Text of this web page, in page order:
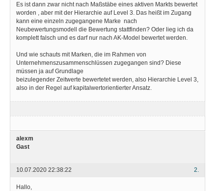
Es ist dann zwar nicht nach Maßstäbe eines aktiven Markts bewertet
worden , aber mit der Hierarchie auf Level 3. Das heißt im Zugang
kann eine einzeln zugegangene Marke nach
Neubewertungsmodell die Bewertung stattfinden? Oder lieg ich da
komplett falsch und es darf nur nach AK-Model bewertet werden.
Und wie schauts mit Marken, die im Rahmen von
Unternehmenszusammenschlüssen zugegangen sind? Diese
müssen ja auf Grundlage
beizulegender Zeitwerte bewertetet werden, also Hierarchie Level 3,
also in der Regel auf kapitalwertorientierter Ansatz.
alexm
Gast
2.
10.07.2020 22:38:22
Hallo,